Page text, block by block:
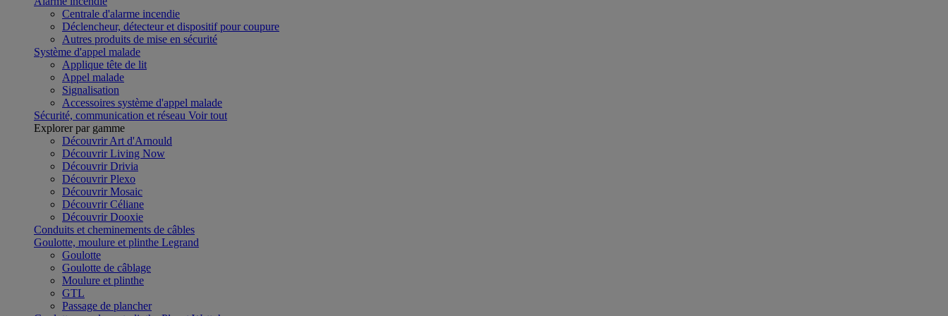
Centrale d'alarme incendie
Déclencheur, détecteur et dispositif pour coupure
Autres produits de mise en sécurité
Système d'appel malade
Applique tête de lit
Appel malade
Signalisation
Accessoires système d'appel malade
Sécurité, communication et réseau Voir tout
Explorer par gamme
Découvrir Art d'Arnould
Découvrir Living Now
Découvrir Drivia
Découvrir Plexo
Découvrir Mosaic
Découvrir Céliane
Découvrir Dooxie
Conduits et cheminements de câbles
Goulotte, moulure et plinthe Legrand
Goulotte
Goulotte de câblage
Moulure et plinthe
GTL
Passage de plancher